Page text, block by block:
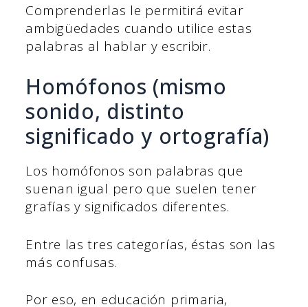
Comprenderlas le permitirá evitar
ambigüedades cuando utilice estas
palabras al hablar y escribir.
Homófonos (mismo
sonido, distinto
significado y ortografía)
Los homófonos son palabras que
suenan igual pero que suelen tener
grafías y significados diferentes.
Entre las tres categorías, éstas son las
más confusas.
Por eso, en educación primaria,